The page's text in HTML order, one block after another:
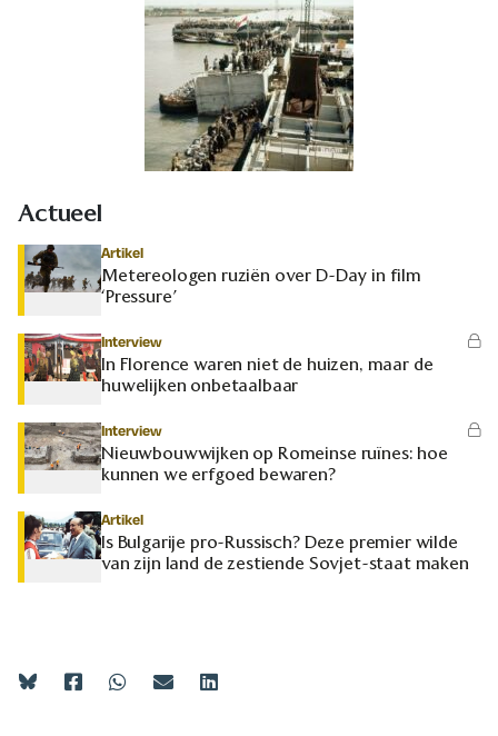
Actueel
Artikel
Metereologen ruziën over D-Day in film
‘Pressure’
Interview
In Florence waren niet de huizen, maar de
huwelijken onbetaalbaar
Interview
Nieuwbouwwijken op Romeinse ruïnes: hoe
kunnen we erfgoed bewaren?
Artikel
Is Bulgarije pro-Russisch? Deze premier wilde
van zijn land de zestiende Sovjet-staat maken